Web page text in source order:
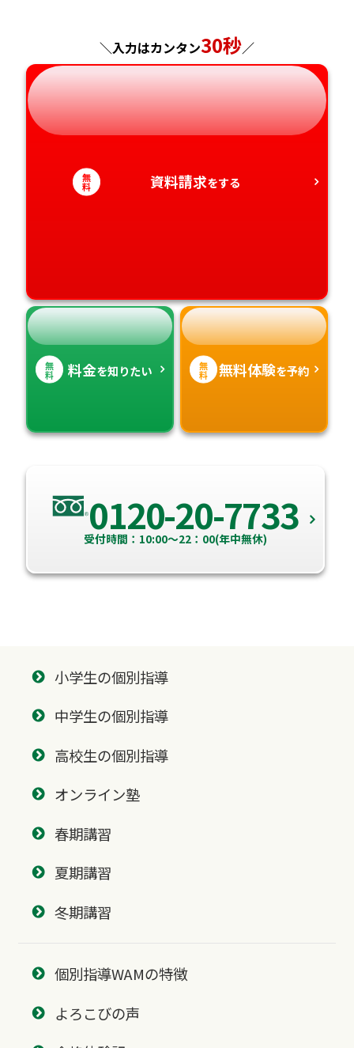
静岡県
奈良県
和歌山県
山口県
徳島県
熊本県
大分県
＼入力はカンタン30秒／
無
料 資料請求をする
無
料 料金を知りたい 無
料 無料体験を予約
0120-20-7733
受付時間：10:00～22：00(年中無休)
小学生の個別指導
中学生の個別指導
高校生の個別指導
オンライン塾
春期講習
夏期講習
冬期講習
個別指導WAMの特徴
よろこびの声